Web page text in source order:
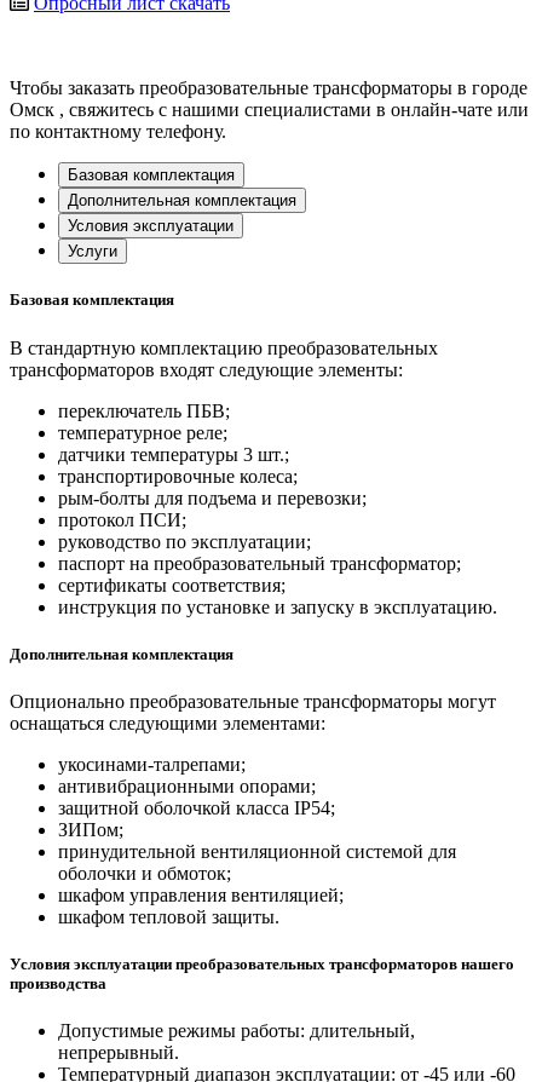
Чтобы заказать преобразовательные трансформаторы в городе
Омск , свяжитесь с нашими специалистами в онлайн-чате или
по контактному телефону.
Базовая комплектация
Дополнительная комплектация
Условия эксплуатации
Услуги
Базовая комплектация
В стандартную комплектацию преобразовательных
трансформаторов входят следующие элементы:
переключатель ПБВ;
температурное реле;
датчики температуры 3 шт.;
транспортировочные колеса;
рым-болты для подъема и перевозки;
протокол ПСИ;
руководство по эксплуатации;
паспорт на преобразовательный трансформатор;
сертификаты соответствия;
инструкция по установке и запуску в эксплуатацию.
Дополнительная комплектация
Опционально преобразовательные трансформаторы могут
оснащаться следующими элементами:
укосинами-талрепами;
антивибрационными опорами;
защитной оболочкой класса IP54;
ЗИПом;
принудительной вентиляционной системой для
оболочки и обмоток;
шкафом управления вентиляцией;
шкафом тепловой защиты.
Условия эксплуатации преобразовательных трансформаторов нашего
производства
Допустимые режимы работы: длительный,
непрерывный.
Температурный диапазон эксплуатации: от -45 или -60